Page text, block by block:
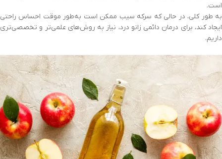
است.
به طور کلی، در حالی که سرکه سیب ممکن است به‌طور موقت احساس راحتی
ایجاد کند، برای درمان دائمی زانو درد، نیاز به روش‌های علمی‌تر و تخصصی‌تری
داریم.